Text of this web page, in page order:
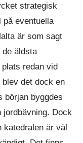
strategisk
på eventuella
är som sagt
äldsta
redan vid
det dock en
början byggdes
jordbävning. Dock
är väl